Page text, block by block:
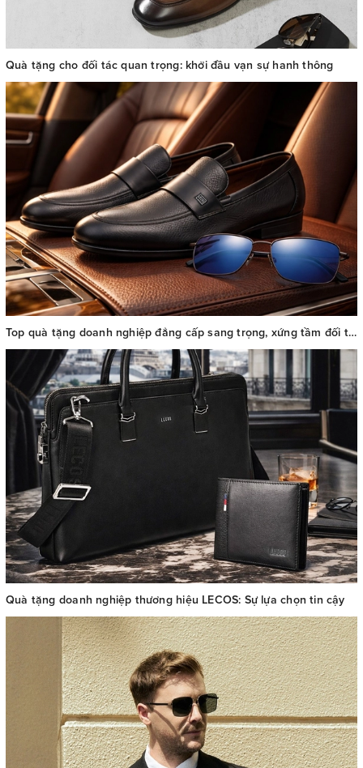
Quà tặng cho đối tác quan trọng: khởi đầu vạn sự hanh thông
Top quà tặng doanh nghiệp đẳng cấp sang trọng, xứng tầm đối tác
Quà tặng doanh nghiệp thương hiệu LECOS: Sự lựa chọn tin cậy